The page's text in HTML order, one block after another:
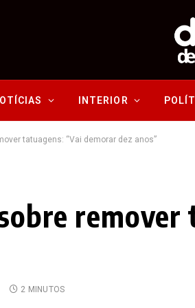
INTERIOR
tatuagens: “Vai demorar dez anos”
2 MINUTOS